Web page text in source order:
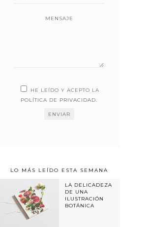
MENSAJE
HE LEÍDO Y ACEPTO LA
POLÍTICA DE PRIVACIDAD.
LO MÁS LEÍDO ESTA SEMANA
LA DELICADEZA
DE UNA
ILUSTRACIÓN
BOTÁNICA